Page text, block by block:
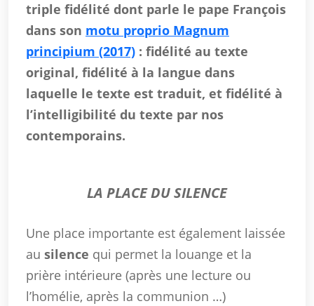
triple fidélité dont parle le pape François
dans son motu proprio Magnum
principium (2017) : fidélité au texte
original, fidélité à la langue dans
laquelle le texte est traduit, et fidélité à
l’intelligibilité du texte par nos
contemporains.
LA PLACE DU SILENCE
Une place importante est également laissée
au silence qui permet la louange et la
prière intérieure (après une lecture ou
l’homélie, après la communion …)